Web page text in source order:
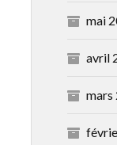
mai
avril
mars